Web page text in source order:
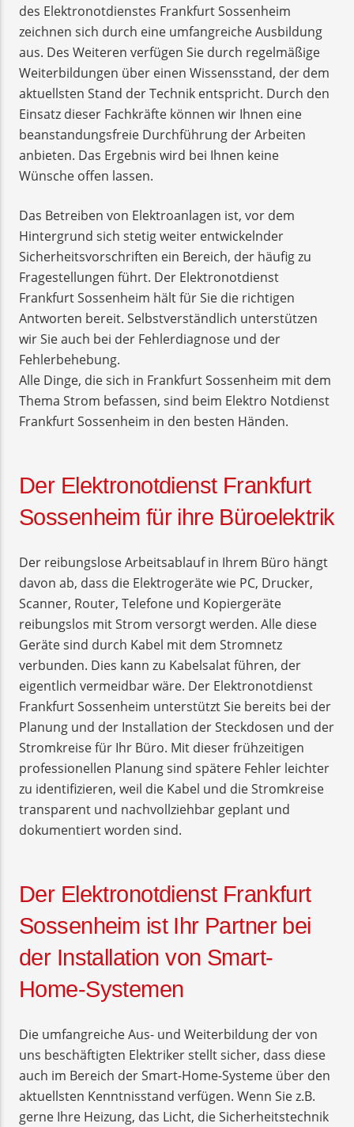
des Elektronotdienstes Frankfurt Sossenheim
zeichnen sich durch eine umfangreiche Ausbildung
aus. Des Weiteren verfügen Sie durch regelmäßige
Weiterbildungen über einen Wissensstand, der dem
aktuellsten Stand der Technik entspricht. Durch den
Einsatz dieser Fachkräfte können wir Ihnen eine
beanstandungsfreie Durchführung der Arbeiten
anbieten. Das Ergebnis wird bei Ihnen keine
Wünsche offen lassen.
Das Betreiben von Elektroanlagen ist, vor dem
Hintergrund sich stetig weiter entwickelnder
Sicherheitsvorschriften ein Bereich, der häufig zu
Fragestellungen führt. Der Elektronotdienst
Frankfurt Sossenheim hält für Sie die richtigen
Antworten bereit. Selbstverständlich unterstützen
wir Sie auch bei der Fehlerdiagnose und der
Fehlerbehebung.
Alle Dinge, die sich in Frankfurt Sossenheim mit dem
Thema Strom befassen, sind beim Elektro Notdienst
Frankfurt Sossenheim in den besten Händen.
Der Elektronotdienst Frankfurt
Sossenheim für ihre Büroelektrik
Der reibungslose Arbeitsablauf in Ihrem Büro hängt
davon ab, dass die Elektrogeräte wie PC, Drucker,
Scanner, Router, Telefone und Kopiergeräte
reibungslos mit Strom versorgt werden. Alle diese
Geräte sind durch Kabel mit dem Stromnetz
verbunden. Dies kann zu Kabelsalat führen, der
eigentlich vermeidbar wäre. Der Elektronotdienst
Frankfurt Sossenheim unterstützt Sie bereits bei der
Planung und der Installation der Steckdosen und der
Stromkreise für Ihr Büro. Mit dieser frühzeitigen
professionellen Planung sind spätere Fehler leichter
zu identifizieren, weil die Kabel und die Stromkreise
transparent und nachvollziehbar geplant und
dokumentiert worden sind.
Der Elektronotdienst Frankfurt
Sossenheim ist Ihr Partner bei
der Installation von Smart-
Home-Systemen
Die umfangreiche Aus- und Weiterbildung der von
uns beschäftigten Elektriker stellt sicher, dass diese
auch im Bereich der Smart-Home-Systeme über den
aktuellsten Kenntnisstand verfügen. Wenn Sie z.B.
gerne Ihre Heizung, das Licht, die Sicherheitstechnik